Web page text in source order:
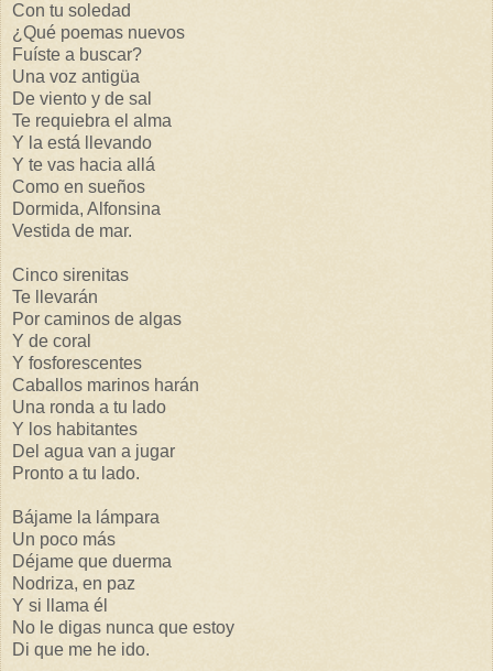
Con tu soledad
¿Qué poemas nuevos
Fuíste a buscar?
Una voz antigüa
De viento y de sal
Te requiebra el alma
Y la está llevando
Y te vas hacia allá
Como en sueños
Dormida, Alfonsina
Vestida de mar.
Cinco sirenitas
Te llevarán
Por caminos de algas
Y de coral
Y fosforescentes
Caballos marinos harán
Una ronda a tu lado
Y los habitantes
Del agua van a jugar
Pronto a tu lado.
Bájame la lámpara
Un poco más
Déjame que duerma
Nodriza, en paz
Y si llama él
No le digas nunca que estoy
Di que me he ido.